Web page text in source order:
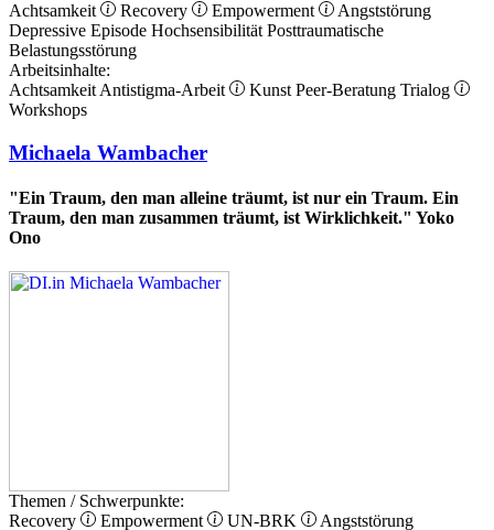
Achtsamkeit Recovery Empowerment
Angststörung
Depressive Episode Hochsensibilität Posttraumatische
Belastungsstörung
Arbeitsinhalte:
Achtsamkeit Antistigma-Arbeit Kunst Peer-Beratung Trialog
Workshops
Michaela Wambacher
"Ein Traum, den man alleine träumt, ist nur ein Traum. Ein
Traum, den man zusammen träumt, ist Wirklichkeit." Yoko
Ono
Themen / Schwerpunkte:
Recovery
Empowerment UN-BRK
Angststörung